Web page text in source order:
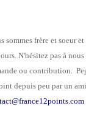
sommes frère et soeur
N'hésitez pas à
ou contribution.
depuis peu par un